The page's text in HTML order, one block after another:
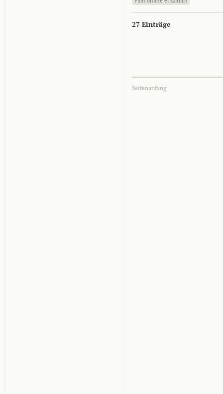
27 Einträge
Seitenanfang